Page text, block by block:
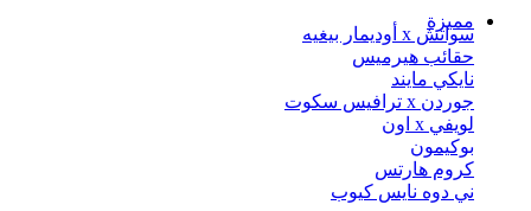
مميزة
سواتش x أوديمار بيغيه
حقائب هيرميس
نايكي مايند
جوردن x ترافيس سكوت
لويفي x اون
بوكيمون
كروم هارتس
ني دوه نايس كيوب